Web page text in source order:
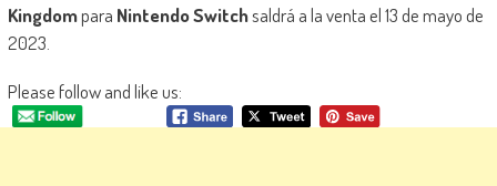
Kingdompara Nintendo Switchsaldrá a la venta el 13 de mayo de
2023.
Please follow and like us: